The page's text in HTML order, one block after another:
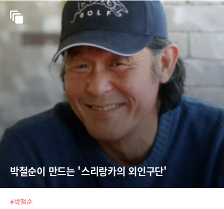
한 사진 속 선수들은 패배의 아쉬움을 이겨낸 듯 표정이 밝다. 전날 경기장
에 쓰러져 눈물을 흘리던 것과는 대조된 모습. 축구팬들도 이번 대회 내내
투지를 보여준 차두리와 대표팀에 대해 아낌없는 박수를 보내고 있다. /사
진=차두리 트위터, 뉴스1
박철순이 만드는 '스리랑카의 외인구단'
#박철순